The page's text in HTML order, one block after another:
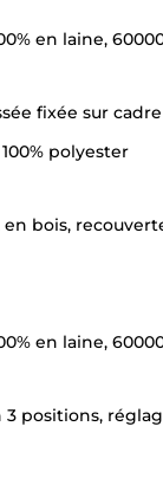
en laine,
fixée sur
polyester
bois,
en laine,
positions,